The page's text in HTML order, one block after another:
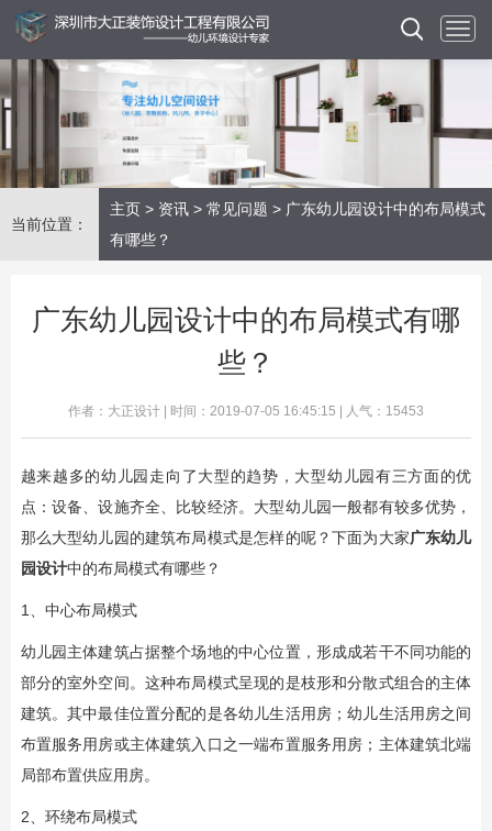
当前位置：
主页 > 资讯 > 常见问题 > 广东幼儿园设计中的布局模式
有哪些？
广东幼儿园设计中的布局模式有哪
些？
作者：大正设计 | 时间：2019-07-05 16:45:15 | 人气：15453
越来越多的幼儿园走向了大型的趋势，大型幼儿园有三方面的优
点：设备、设施齐全、比较经济。大型幼儿园一般都有较多优势，
那么大型幼儿园的建筑布局模式是怎样的呢？下面为大家广东幼儿
园设计中的布局模式有哪些？
1、中心布局模式
幼儿园主体建筑占据整个场地的中心位置，形成成若干不同功能的
部分的室外空间。这种布局模式呈现的是枝形和分散式组合的主体
建筑。其中最佳位置分配的是各幼儿生活用房；幼儿生活用房之间
布置服务用房或主体建筑入口之一端布置服务用房；主体建筑北端
局部布置供应用房。
2、环绕布局模式